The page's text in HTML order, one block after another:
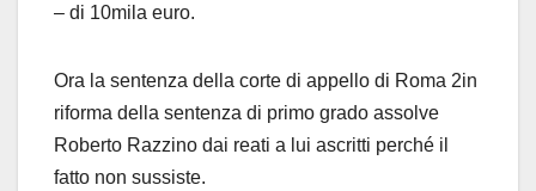
– di 10mila euro.
Ora la sentenza della corte di appello di Roma 2in
riforma della sentenza di primo grado assolve
Roberto Razzino dai reati a lui ascritti perché il
fatto non sussiste.